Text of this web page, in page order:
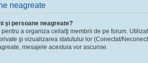
neagreate
şi persoane neagreate?
pentru a organiza ceilalţi membrii de pe forum.
şi vizualizarea statutului lor (Conectat/
mesajele acestuia vor ascunse.